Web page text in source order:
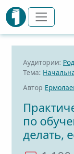
Аудитории:
Тема:
Автор
по
делать,